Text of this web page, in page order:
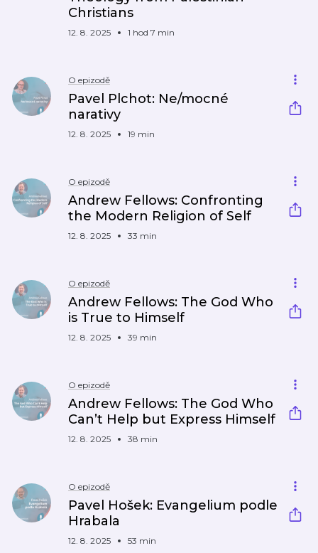
Christians
12. 8. 2025 1 hod 7 min
O epizodě
Pavel Plchot: Ne/mocné
narativy
12. 8. 2025 19 min
O epizodě
Andrew Fellows: Confronting
the Modern Religion of Self
12. 8. 2025 33 min
O epizodě
Andrew Fellows: The God Who
is True to Himself
12. 8. 2025 39 min
O epizodě
Andrew Fellows: The God Who
Can’t Help but Express Himself
12. 8. 2025 38 min
O epizodě
Pavel Hošek: Evangelium podle
Hrabala
12. 8. 2025 53 min